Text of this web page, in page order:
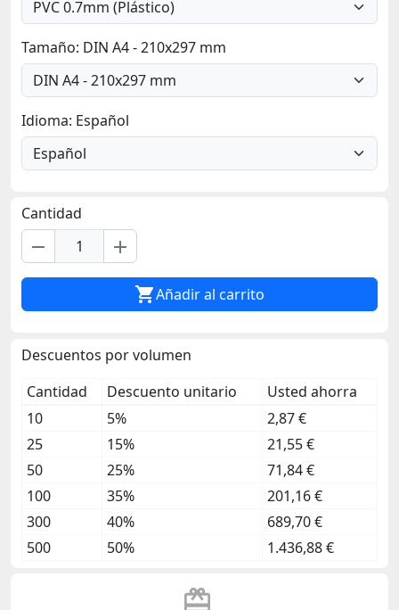
Tamaño: DIN A4 - 210x297 mm
Idioma: Español
Cantidad
remove add
Añadir al carrito
Descuentos por volumen
Cantidad
Descuento unitario
Usted ahorra
10
5%
2,87 €
25
15%
21,55 €
50
25%
71,84 €
100
35%
201,16 €
300
40%
689,70 €
500
50% 1.436,88 €